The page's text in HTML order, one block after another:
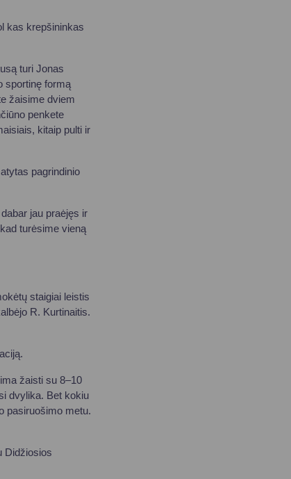
kas krepšininkas
turi Jonas
sportinę formą
žaisime dviem
penkete
kitaip pulti ir
pagrindinio
jau praėjęs ir
turėsime vieną
staigiai leistis
R. Kurtinaitis.
žaisti su 8–10
dvylika. Bet kokiu
pasiruošimo metu.
Didžiosios